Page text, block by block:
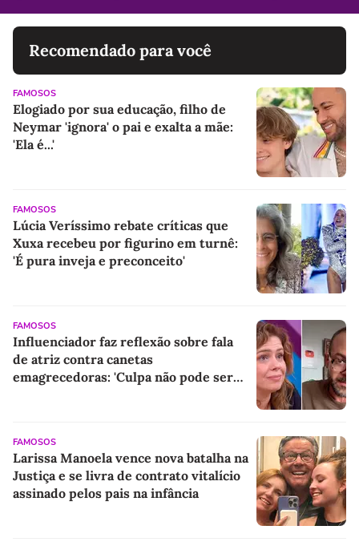
Recomendado para você
FAMOSOS
Elogiado por sua educação, filho de
Neymar 'ignora' o pai e exalta a mãe:
'Ela é...'
FAMOSOS
Lúcia Veríssimo rebate críticas que
Xuxa recebeu por figurino em turnê:
'É pura inveja e preconceito'
FAMOSOS
Influenciador faz reflexão sobre fala
de atriz contra canetas
emagrecedoras: 'Culpa não pode ser
FAMOSOS
Larissa Manoela vence nova batalha na
Justiça e se livra de contrato vitalício
assinado pelos pais na infância